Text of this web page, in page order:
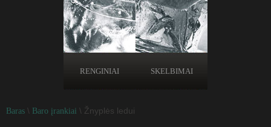
RENGINIAI SKELBIMAI
Baras \ Baro įrankiai \ Žnyplės ledui